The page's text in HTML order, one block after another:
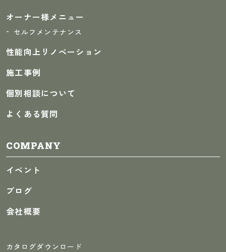
オーナー様メニュー
セルフメンテナンス
性能向上リノベーション
施工事例
個別相談について
よくある質問
COMPANY
イベント
ブログ
会社概要
カタログダウンロード